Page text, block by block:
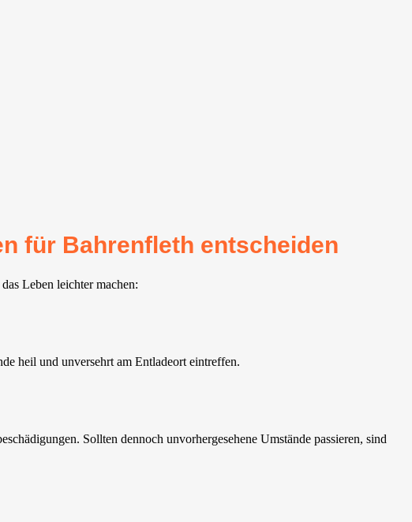
für Bahrenfleth entscheiden
Leben leichter machen:
heil und unversehrt am Entladeort eintreffen.
Sollten dennoch unvorhergesehene Umstände passieren, sind